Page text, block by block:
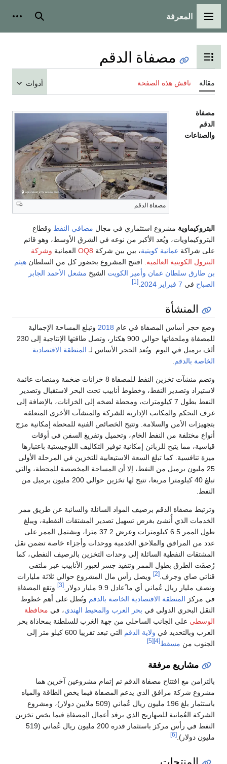
القائمة الرئيسية
المعرفة بحث
تبديل عرض جدول المحتويات
مصفاة الدقم
مقالة ناقش هذه الصفحة أدوات
مصفاة الدقم
مصفاة
الدقم
والصناعات
البتروكيماوية مشروع استثماري في مجال مصافي النفط وقطاع
البتروكيماويات، ويُعد الأكبر من نوعه في الشرق الأوسط، وهو قائم
على شراكة عمانية كويتية، بين بين شركة OQ8 العمانية وشركة
البترول الكويتية العالمية. افتتح المشروع بحضور كل من السلطان هيثم
بن طارق سلطان عمان وأمير الكويت الشيخ مشعل الأحمد الجابر
الصباح في 7 فبراير 2024
.
[1]
المنشأة
وضع حجر أساس المصفاة في عام 2018 وتبلغ المساحة الإجمالية
للمصفاة وملحقاتها حوالي 900 هكتار، وتصل طاقتها الإنتاجية إلى 230
ألف برميل في اليوم. وتُعد الحجر الأساس لـ المنطقة الاقتصادية
الخاصة بالدقم
وتضم منشآت تخزين النفط للمصفاة 8 خزانات ضخمة ومنصات عائمة
لاستيراد وتصدير النفط، وخطوط أنابيب تحت البحر لاستقبال وتصدير
النفط بطول 7 كيلومترات، ومحطة لضخه إلى الخزانات، بالإضافة إلى
غرف التحكم والمكاتب الإدارية للشركة والمنشآت الأخرى المتعلقة
بتجهيزات الأمن والسلامة. وتتيح الخصائص الفنية للمحطة إمكانية مزج
أنواع مختلفة من النفط الخام، وتحميل وتفريغ السفن في أوقات
قياسية، مما يتيح للزبائن إمكانية توفير التكاليف اللوجيستية باعتبارها
ميزة تنافسية. كما تبلغ السعة الاستيعابية للتخزين في المرحلة الأولى
25 مليون برميل من النفط، إلا أن المساحة المخصصة للمحطة، والتي
تبلغ 40 كيلومترا مربعا، تتيح لها تخزين حوالي 200 مليون برميل من
النفط.
وترتبط مصفاة الدقم برصيف المواد السائلة والسائبة عن طريق ممر
الخدمات الذي أُنشئ بغرض تسهيل تصدير المشتقات النفطية، ويبلغ
طول الممر 6.5 كيلومترات وعرض 37.2 مترا، ويشتمل الممر على
عدد من المرافق والملاحق الخدمية ووحدات وأجزاء خاصة تضمن نقل
المشتقات النفطية السائلة إلى وحدات التخزين بالرصيف النفطي، كما
رُصفَت الطرق بطول الممر وتنفيذ جسر لعبور الأنابيب عبر ملتقى
قناتي صاي وجرف. [2]
ويصل رأس مال المشروع حوالي ثلاثة مليارات
ونصف مليار ريال عُماني أي ما ُعادل 9.9 مليار دولار.
[3]
وتقع المصفاة
في مركز المنطقة الاقتصادية الخاصة بالدقم وتُطل على أهم خطوط
النقل البحري الدولي في بحر العرب والمحيط الهندي، في محافظة
الوسطى على الجانب الساحلي من جهة الغرب للسلطنة بمحاذاة بحر
العرب وبالتحديد في ولاية الدقم
التي تبعد تقريبا 600 كيلو متر إلى
الجنوب من مسقط[4]
[5]
مشاريع مرفقة
بالتزامن مع افتتاح مصفاة الدقم تم إتمام مشروعين آخرين هما
مشروع شركة مرافق الذي يدعم المصفاة فيما يخص الطاقة والمياه
باستثمار بلغ 196 مليون ريال عُماني (509 ملايين دولار)، ومشروع
الشركة العُمانية للصهاريج الذي يرفد أعمال المصفاة فيما يخص تخزين
النفط في رأس مركز باستثمار قدره 200 مليون ريال عُماني (519
مليون دولار). [6]